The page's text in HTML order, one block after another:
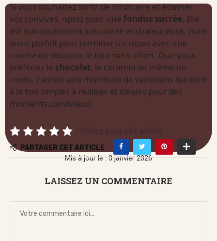
Mis à jour le : 3 janvier 2026
Si vous souhaitez sortir de l’ordinaire et étonner
vos convives, optez pour une fondue sucrée. Elle
est non seulement amusante et chaleureuse, mais
aussi parfait pour terminer un repas avec une
touche de douceur, le tout sans effort. Que vous
préfériez le chocolat, le caramel ou même un
coulis, il existe une multitude de variations qui sont
à la fois simples à réaliser et idéales pour des
moments conviviaux.
Votez pour cet article
PARTAGER CET ARTICLE
LAISSEZ UN COMMENTAIRE